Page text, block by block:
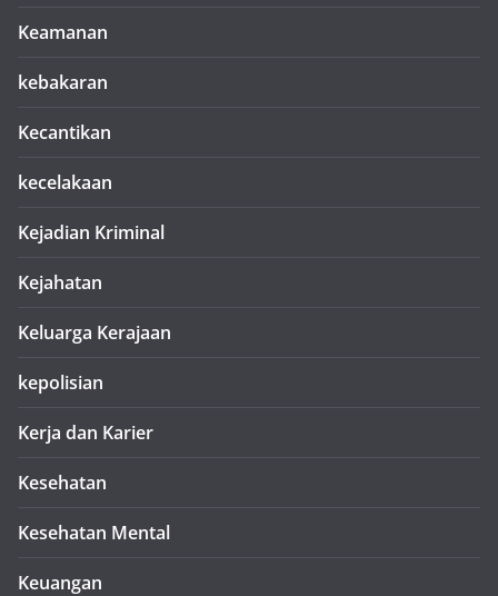
Keamanan
kebakaran
Kecantikan
kecelakaan
Kejadian Kriminal
Kejahatan
Keluarga Kerajaan
kepolisian
Kerja dan Karier
Kesehatan
Kesehatan Mental
Keuangan